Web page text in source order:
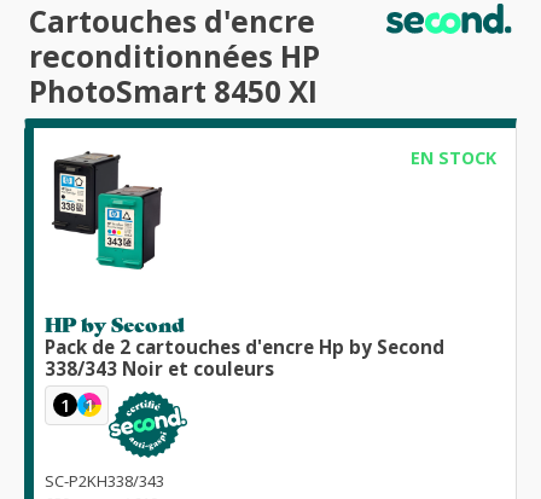
Cartouches d'encre
reconditionnées HP
PhotoSmart 8450 XI
EN STOCK
HP by Second
Pack de 2 cartouches d'encre Hp by Second
338/343 Noir et couleurs
1 1
SC-P2KH338/343